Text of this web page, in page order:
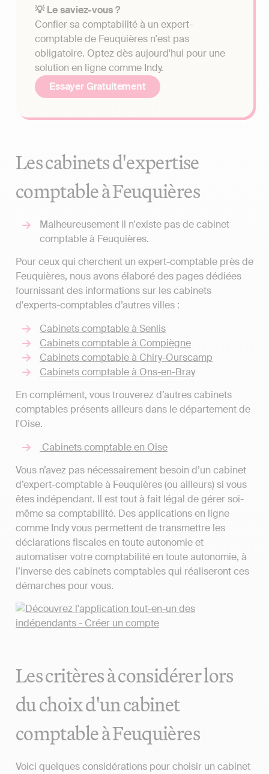
💡 Le saviez-vous ?
Confier sa comptabilité à un expert-
comptable de Feuquières n'est pas
obligatoire. Optez dès aujourd'hui pour une
solution en ligne comme Indy.
Essayer Gratuitement
Les cabinets d'expertise
comptable à Feuquières
Malheureusement il n'existe pas de cabinet
comptable à Feuquières.
Pour ceux qui cherchent un expert-comptable près de
Feuquières, nous avons élaboré des pages dédiées
fournissant des informations sur les cabinets
d'experts-comptables d’autres villes :
Cabinets comptable à Senlis
Cabinets comptable à Compiègne
Cabinets comptable à Chiry-Ourscamp
Cabinets comptable à Ons-en-Bray
En complément, vous trouverez d’autres cabinets
comptables présents ailleurs dans le département de
l'Oise.
Cabinets comptable en Oise
Vous n’avez pas nécessairement besoin d’un cabinet
d’expert-comptable à Feuquières (ou ailleurs) si vous
êtes indépendant. Il est tout à fait légal de gérer soi-
même sa comptabilité. Des applications en ligne
comme Indy vous permettent de transmettre les
déclarations fiscales en toute autonomie et
automatiser votre comptabilité en toute autonomie, à
l’inverse des cabinets comptables qui réaliseront ces
démarches pour vous.
Les critères à considérer lors
du choix d'un cabinet
comptable à Feuquières
Voici quelques considérations pour choisir un cabinet